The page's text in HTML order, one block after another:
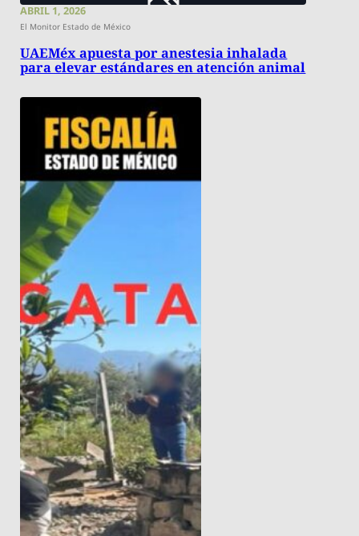
ABRIL 1, 2026
El Monitor Estado de México
UAEMéx apuesta por anestesia inhalada
para elevar estándares en atención animal